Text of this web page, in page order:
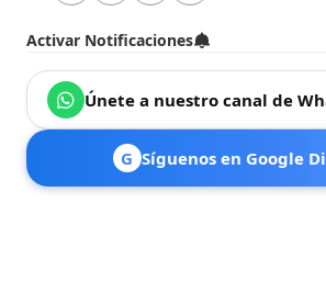
Activar Notificaciones
Únete a nuestro canal de
G Síguenos en Google